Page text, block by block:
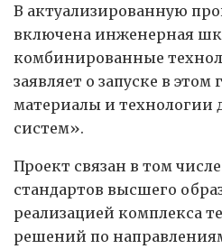
В актуализированную
включена инженерная
комбинированные
заявляет о запуске в
материалы и технологии
систем».
Проект связан в том
стандартов высшего
реализацией комплекса
решений по